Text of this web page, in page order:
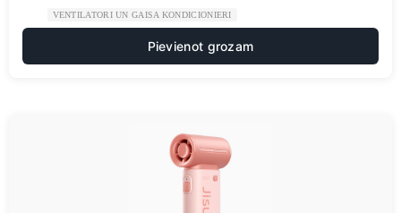
VENTILATORI UN GAISA KONDICIONIERI
Pievienot grozam